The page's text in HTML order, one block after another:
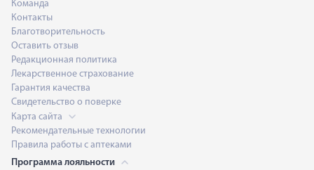
Команда
Контакты
Благотворительность
Оставить отзыв
Редакционная политика
Лекарственное страхование
Гарантия качества
Свидетельство о поверке
Карта сайта
Рекомендательные технологии
Правила работы с аптеками
Программа лояльности